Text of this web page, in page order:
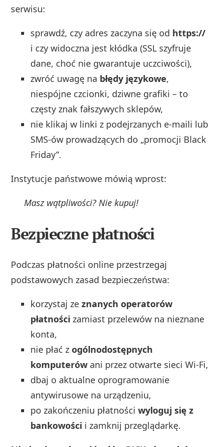
serwisu:
sprawdź, czy adres zaczyna się od https://
i czy widoczna jest kłódka (SSL szyfruje
dane, choć nie gwarantuje uczciwości),
zwróć uwagę na błędy językowe,
niespójne czcionki, dziwne grafiki – to
częsty znak fałszywych sklepów,
nie klikaj w linki z podejrzanych e‑maili lub
SMS-ów prowadzących do „promocji Black
Friday”.
Instytucje państwowe mówią wprost:
Masz wątpliwości? Nie kupuj!
Bezpieczne płatności
Podczas płatności online przestrzegaj
podstawowych zasad bezpieczeństwa:
korzystaj zeznanych operatorów
płatności zamiast przelewów na nieznane
konta,
nie płać zogólnodostępnych
komputerów ani przez otwarte sieci Wi‑Fi,
dbaj o aktualne oprogramowanie
antywirusowe na urządzeniu,
po zakończeniu płatnościwyloguj się z
bankowości i zamknij przeglądarkę.